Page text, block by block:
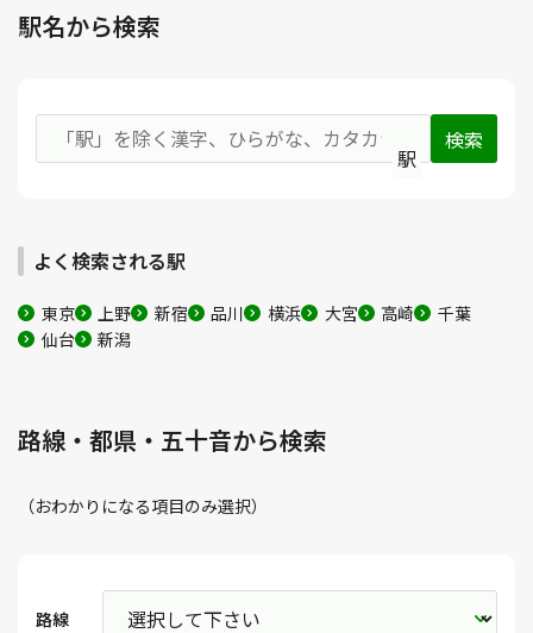
駅名から検索
駅
よく検索される駅
東京 上野 新宿 品川 横浜 大宮 高崎
千葉
仙台
新潟
路線・都県・五十音から検索
（おわかりになる項目のみ選択）
路線